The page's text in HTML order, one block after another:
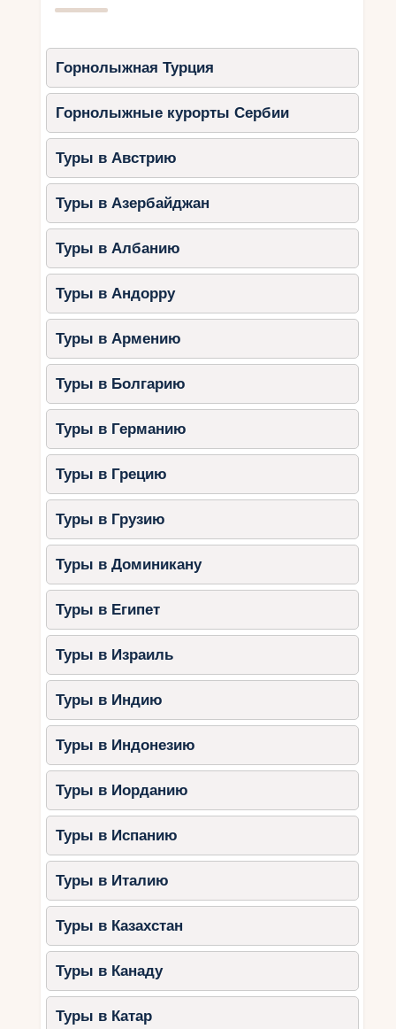
Горнолыжная Турция
Горнолыжные курорты Сербии
Туры в Австрию
Туры в Азербайджан
Туры в Албанию
Туры в Андорру
Туры в Армению
Туры в Болгарию
Туры в Германию
Туры в Грецию
Туры в Грузию
Туры в Доминикану
Туры в Египет
Туры в Израиль
Туры в Индию
Туры в Индонезию
Туры в Иорданию
Туры в Испанию
Туры в Италию
Туры в Казахстан
Туры в Канаду
Туры в Катар